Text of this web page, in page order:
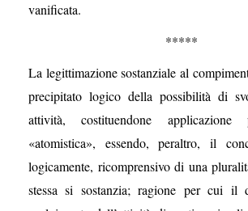
vanificata.
*****
La legittimazione sostanziale al
precipitato logico della possibilità di
attività, costituendone
«atomistica», essendo, peraltro, il
logicamente, ricomprensivo di una
stessa si sostanzia; ragione per cui il